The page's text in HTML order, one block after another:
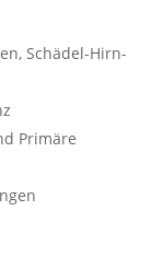
Schädel-Hirn-
Primäre